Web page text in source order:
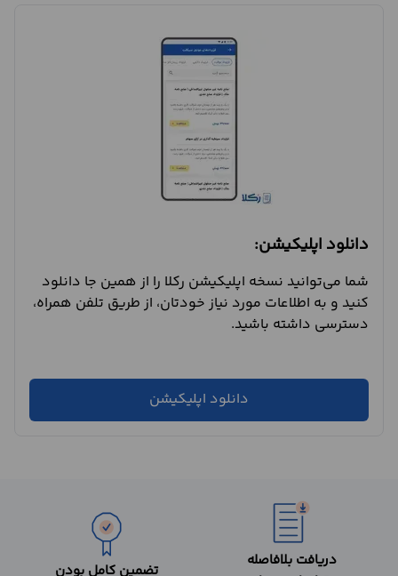
دانلود اپلیکیشن:
شما می‌توانید نسخه اپلیکیشن رکلا را از همین جا دانلود
کنید و به اطلاعات مورد نیاز خودتان، از طریق تلفن همراه،
دسترسی داشته باشید.
دانلود اپلیکیشن
دریافت بلافاصله
تضمین کامل بودن